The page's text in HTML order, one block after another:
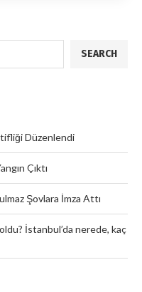
SEARCH
Düzenlendi
Çıktı
Şovlara İmza Attı
İstanbul’da nerede, kaç